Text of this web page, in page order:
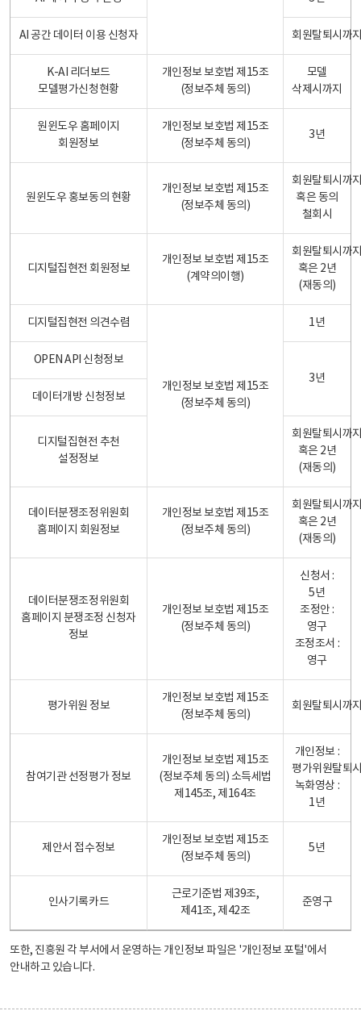
AI 공간 데이터 이용 신청자 회원탈퇴시까
K-AI 리더보드
모델평가신청현황
개인정보 보호법 제15조
(정보주체 동의)
모델
삭제시까지
원윈도우 홈페이지
회원정보
개인정보 보호법 제15조
(정보주체 동의)
3년
원윈도우 홍보동의 현황
개인정보 보호법 제15조
(정보주체 동의)
회원탈퇴시까
혹은 동의
철회시
디지털집현전 회원정보
개인정보 보호법 제15조
(계약의이행)
회원탈퇴시까
혹은 2년
(재동의)
디지털집현전 의견수렴
개인정보 보호법 제15조
(정보주체 동의)
1년
OPEN API 신청정보
3년
데이터개방 신청정보
디지털집현전 추천
설정정보
회원탈퇴시까
혹은 2년
(재동의)
데이터분쟁조정위원회
홈페이지 회원정보
개인정보 보호법 제15조
(정보주체 동의)
회원탈퇴시까
혹은 2년
(재동의)
데이터분쟁조정위원회
홈페이지 분쟁조정 신청자
정보
개인정보 보호법 제15조
(정보주체 동의)
신청서 :
5년
조정안 :
영구
조정조서 :
영구
평가위원 정보
개인정보 보호법 제15조
(정보주체 동의)
회원탈퇴시까
참여기관 선정평가 정보
개인정보 보호법 제15조
(정보주체 동의) 소득세법
제145조, 제164조
개인정보 :
평가위원탈퇴
녹화영상 :
1년
제안서 접수정보
개인정보 보호법 제15조
(정보주체 동의)
5년
인사기록카드
근로기준법 제39조,
제41조, 제42조
준영구
또한, 진흥원 각 부서에서 운영하는 개인정보 파일은 '개인정보 포털'에서
안내하고 있습니다.